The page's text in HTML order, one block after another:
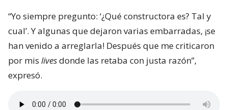
“Yo siempre pregunto: ‘¿Qué constructora es? Tal y
cual’. Y algunas que dejaron varias embarradas, ¡se
han venido a arreglarla! Después que me criticaron
por mis livesdonde las retaba con justa razón”,
expresó.